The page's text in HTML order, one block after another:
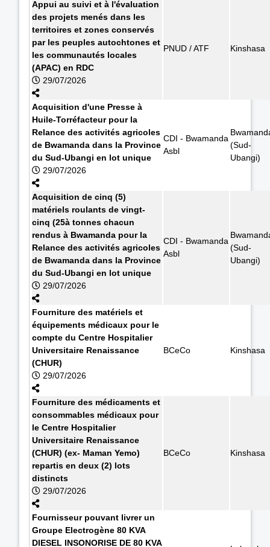
Appui au suivi et à l'évaluation
des projets menés dans les
territoires et zones conservés
par les peuples autochtones et
les communautés locales
(APAC) en RDC
29/07/2026
PNUD / ATF Kinshasa
Acquisition d'une Presse à
Huile-Torréfacteur pour la
Relance des activités agricoles
de Bwamanda dans la Province
du Sud-Ubangi en lot unique
29/07/2026
CDI - Bwamanda
Asbl
(Sud-
Ubangi)
Acquisition de cinq (5)
matériels roulants de vingt-
cinq (25à tonnes chacun
rendus à Bwamanda pour la
Relance des activités agricoles
de Bwamanda dans la Province
du Sud-Ubangi en lot unique
29/07/2026
CDI - Bwamanda
Asbl
(Sud-
Ubangi)
Fourniture des matériels et
équipements médicaux pour le
compte du Centre Hospitalier
Universitaire Renaissance
(CHUR)
29/07/2026
BCeCo Kinshasa
Fourniture des médicaments et
consommables médicaux pour
le Centre Hospitalier
Universitaire Renaissance
(CHUR) (ex- Maman Yemo)
repartis en deux (2) lots
distincts
29/07/2026
BCeCo Kinshasa
Fournisseur pouvant livrer un
Groupe Electrogène 80 KVA
DIESEL INSONORISE DE 80 KVA